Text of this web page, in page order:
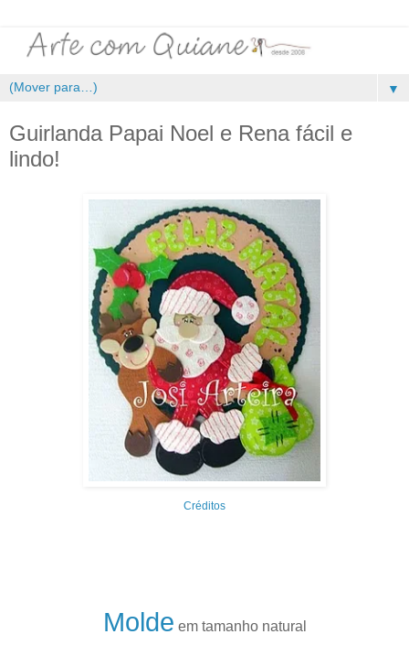
▼
Guirlanda Papai Noel e Rena fácil e
lindo!
Créditos
Molde em tamanho natural